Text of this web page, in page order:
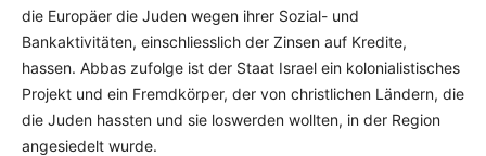
die Europäer die Juden wegen ihrer Sozial- und
Bankaktivitäten, einschliesslich der Zinsen auf Kredite,
hassen. Abbas zufolge ist der Staat Israel ein kolonialistisches
Projekt und ein Fremdkörper, der von christlichen Ländern, die
die Juden hassten und sie loswerden wollten, in der Region
angesiedelt wurde.